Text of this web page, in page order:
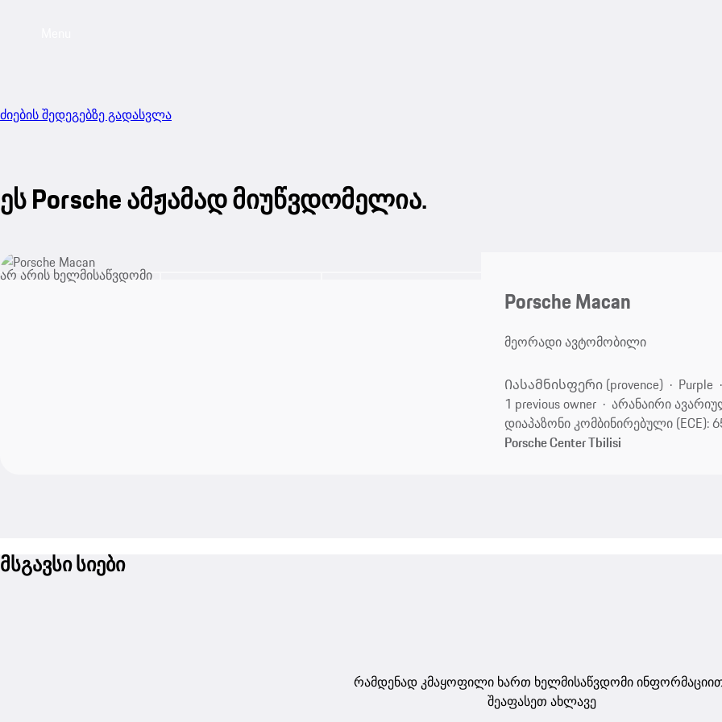
ძიების შედეგებზე გადასვლა
ეს Porsche ამჟამად მიუწვდომელია.
არ არის ხელმისაწვდომი
Porsche Macan
მეორადი ავტომობილი
Იასამნისფერი (provence) Purple
1 previous owner
არანაირი
დიაპაზონი კომბინირებული (ECE):
Porsche Center Tbilisi
მსგავსი სიები
რამდენად კმაყოფილი ხართ ხელმისაწვდომი
შეაფასეთ ახლავე